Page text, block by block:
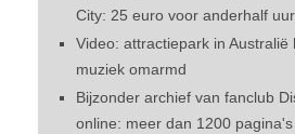
City: 25 euro voor anderhalf
Video: attractiepark in Australië
muziek omarmd
Bijzonder archief van fanclub
online: meer dan 1200